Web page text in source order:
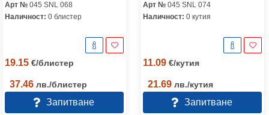
Арт № 045 SNL 068
Наличност: 0 блистер
19.15 €/блистер
37.46 лв./блистер
Запитване
Арт № 045 SNL 074
Наличност: 0 кутия
11.09 €/кутия
21.69 лв./кутия
Запитване